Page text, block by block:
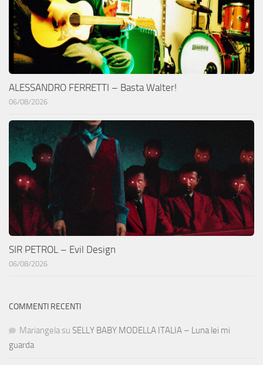
ALESSANDRO FERRETTI – Basta Walter!
06/08/2026
SIR PETROL – Evil Design
06/08/2026
COMMENTI RECENTI
Mariangela su SELLY BABY MODELLA ITALIA – Luna lei mi
guarda